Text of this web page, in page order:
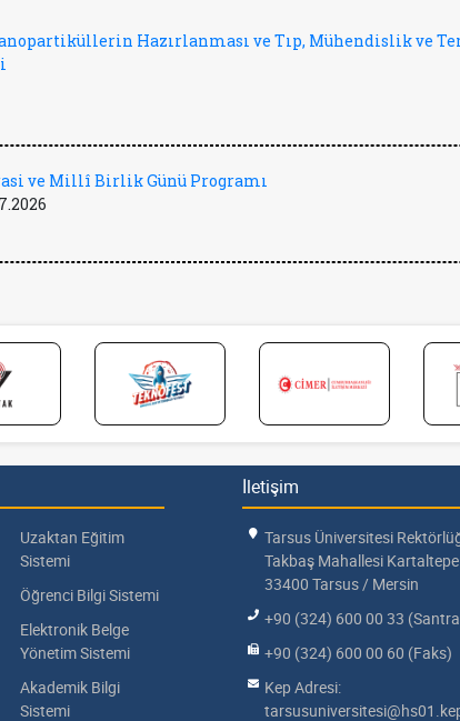
Hazırlanması ve Tıp, Mühendislik ve
ve Millî Birlik Günü Programı
Uzaktan Eğitim
Sistemi
Öğrenci Bilgi Sistemi
Elektronik Belge
Yönetim Sistemi
Akademik Bilgi
Sistemi
İletişim
Tarsus Üniversitesi
Takbaş Mahallesi
33400 Tarsus / Mersin
+90 (324) 600 00 33
+90 (324) 600 00 60 (Faks)
Kep Adresi: